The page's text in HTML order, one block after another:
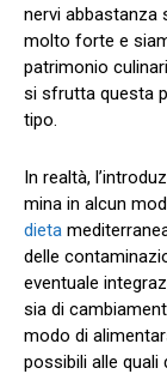
nervi abbastanza
molto forte e
patrimonio
si sfrutta questa
tipo.
In realtà,
mina in alcun
dieta
delle
eventuale
sia di
modo di
possibili alle